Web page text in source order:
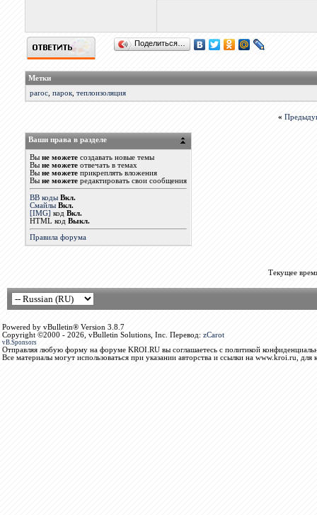
Поделиться…
Метки
paroc, парок, теплоизоляция
«
Ваши права в разделе
Вы не можетесоздавать новые темы
Вы не можетеотвечать в темах
Вы не можетеприкреплять вложения
Вы не можетередактировать свои сообщения
BB коды Вкл.
Смайлы Вкл.
[IMG] код Вкл.
HTML код Выкл.
Правила форума
Текущее
Powered by vBulletin® Version 3.8.7
Copyright ©2000 - 2026, vBulletin Solutions, Inc. Перевод: zCarot
vB.Sponsors
Отправляя любую форму на форуме KROI.RU вы соглашаетесь с политикой
Все материалы могут использоваться при указании авторства и ссылки на www.kroi.ru, для